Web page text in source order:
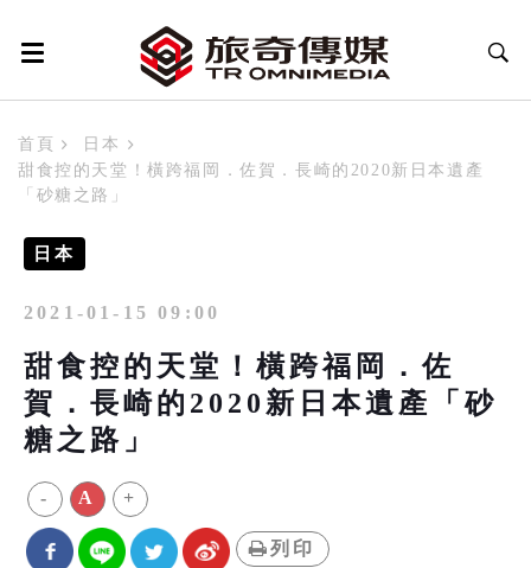
首頁
日本
甜食控的天堂！橫跨福岡．佐賀．長崎的2020新日本遺產
「砂糖之路」
日本
2021-01-15 09:00
甜食控的天堂！橫跨福岡．佐
賀．長崎的2020新日本遺產「砂
糖之路」
- A +
列印